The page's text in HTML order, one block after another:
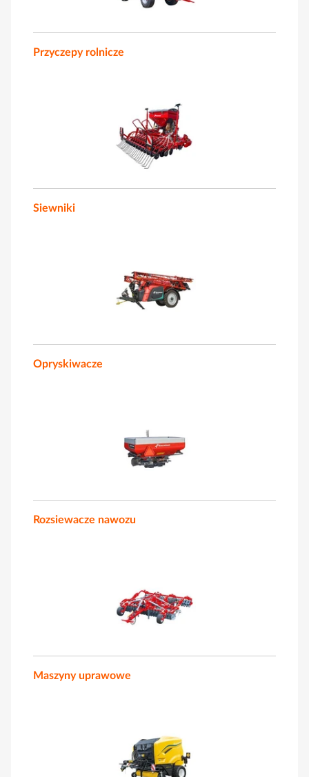
Przyczepy rolnicze
Siewniki
Opryskiwacze
Rozsiewacze nawozu
Maszyny uprawowe